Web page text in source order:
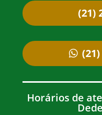
(21)
Horários de